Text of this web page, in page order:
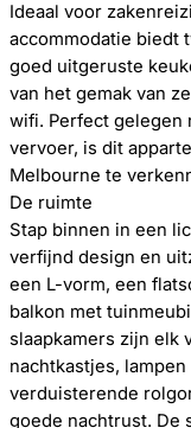
Ideaal voor
accommodatie biedt
goed uitgeruste
van het gemak van
wifi. Perfect gelegen
vervoer, is dit
Melbourne te
De ruimte
Stap binnen in een
verfijnd design en
een L-vorm, een
balkon met
slaapkamers zijn elk
nachtkastjes,
verduisterende
goede nachtrust. De